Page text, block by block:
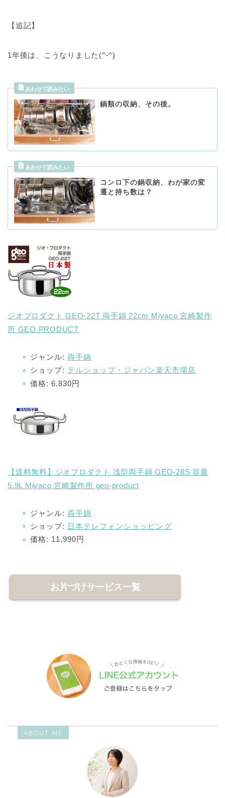
【追記】
1年後は、こうなりました(^-^)
鍋類の収納、その後。
コンロ下の鍋収納、わが家の変
遷と持ち数は？
ジオプロダクト GEO-22T 両手鍋 22cm Miyaco 宮崎製作
所 GEO PRODUCT
ジャンル: 両手鍋
ショップ: テルショップ・ジャパン楽天市場店
価格: 6,830円
【送料無料】ジオプロダクト 浅型両手鍋 GEO-28S 容量
5.9L Miyaco 宮崎製作所 geo-product
ジャンル: 両手鍋
ショップ: 日本テレフォンショッピング
価格: 11,990円
お片づけサービス一覧
ABOUT ME